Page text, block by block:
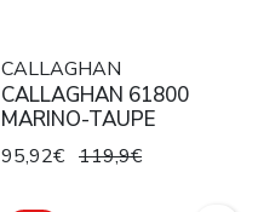
CALLAGHAN
CALLAGHAN 61800
MARINO-TAUPE
95,92€ 119,9€